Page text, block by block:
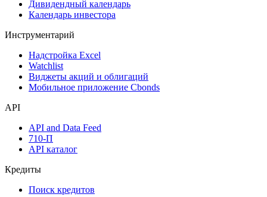
Дивидендный календарь
Календарь инвестора
Инструментарий
Надстройка Excel
Watchlist
Виджеты акций и облигаций
Мобильное приложение Cbonds
API
API and Data Feed
710-П
API каталог
Кредиты
Поиск кредитов